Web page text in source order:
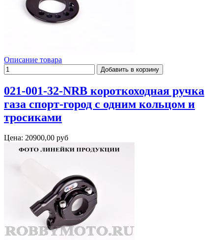
Описание товара
021-001-32-NRB короткоходная ручка
газа спорт-город с одним кольцом и
тросиками
Цена: 20900,00 руб